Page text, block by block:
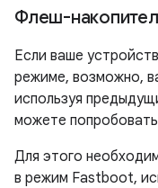
Флеш-
Если ваше
режиме, возможно,
используя
можете
Для этого
в режим Fastboot,